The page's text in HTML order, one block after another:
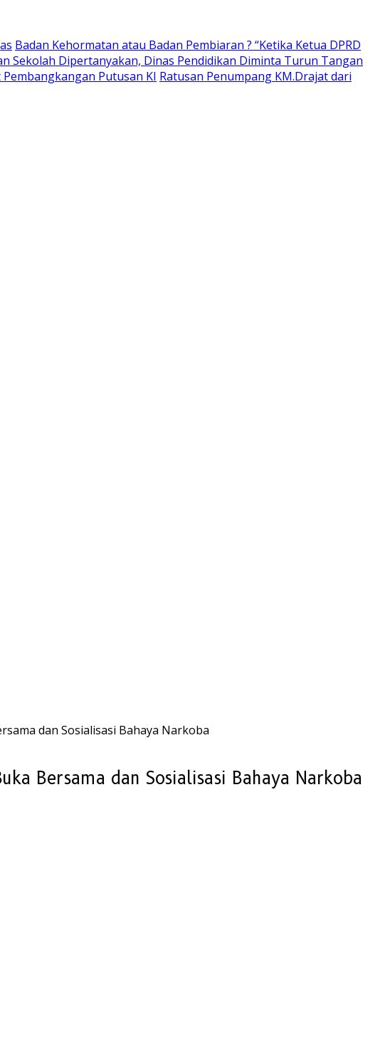
Badan Kehormatan atau Badan Pembiaran ? “Ketika Ketua DPRD
Sekolah Dipertanyakan, Dinas Pendidikan Diminta Turun Tangan
Putusan KI Ratusan Penumpang KM.Drajat dari
dan Sosialisasi Bahaya Narkoba
Bersama dan Sosialisasi Bahaya Narkoba